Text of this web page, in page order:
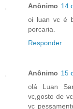
Anônimo 14
oi luan vc é
porcaria.
Responder
Anônimo 15
olá Luan
vc,gosto de
vc